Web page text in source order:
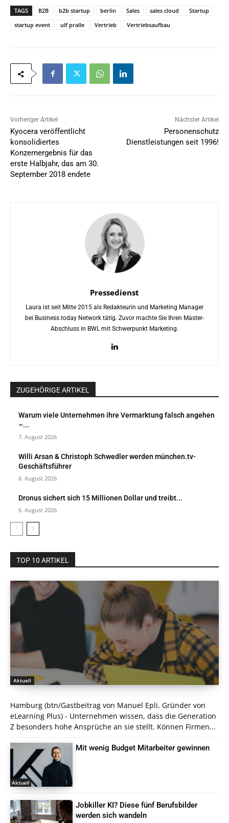
TAGS B2B b2b startup berlin Sales sales cloud
Startup
startup event
ulf pralle Vertrieb Vertriebsaufbau
Vorheriger Artikel
Kyocera veröffentlicht
konsolidiertes
Konzernergebnis für das
erste Halbjahr, das am 30.
September 2018 endete
Nächster Artikel
Personenschutz
Dienstleistungen seit 1996!
Pressedienst
Laura ist seit Mitte 2015 als Redakteurin und Marketing Manager
bei Business.today Network tätig. Zuvor machte Sie Ihren Master-
Abschluss in BWL mit Schwerpunkt Marketing.
ZUGEHÖRIGE ARTIKEL
Warum viele Unternehmen ihre Vermarktung falsch angehen
–...
7. August 2026
Willi Arsan & Christoph Schwedler werden münchen.tv-
Geschäftsführer
6. August 2026
Dronus sichert sich 15 Millionen Dollar und treibt...
6. August 2026
TOP 10 ARTIKEL
Aktuell
Hamburg (btn/Gastbeitrag von Manuel Epli, Gründer von
eLearning Plus) - Unternehmen wissen, dass die Generation
Z besonders hohe Ansprüche an sie stellt. Können Firmen...
Aktuell
Mit wenig Budget Mitarbeiter gewinnen
Jobkiller KI? Diese fünf Berufsbilder
werden sich wandeln